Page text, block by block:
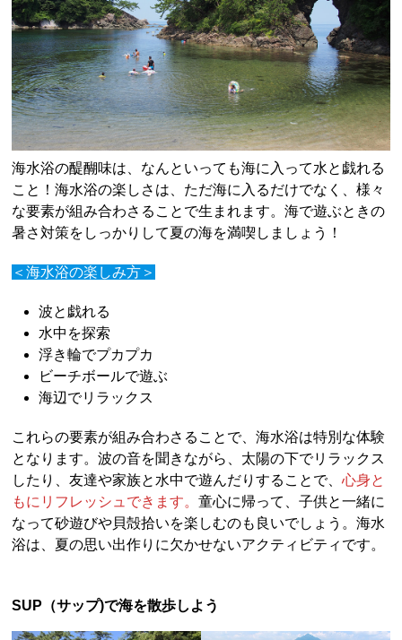
海水浴の醍醐味は、なんといっても海に入って水と戯れる
こと！海水浴の楽しさは、ただ海に入るだけでなく、様々
な要素が組み合わさることで生まれます。海で遊ぶときの
暑さ対策をしっかりして夏の海を満喫しましょう！
＜海水浴の楽しみ方＞
波と戯れる
水中を探索
浮き輪でプカプカ
ビーチボールで遊ぶ
海辺でリラックス
これらの要素が組み合わさることで、海水浴は特別な体験
となります。波の音を聞きながら、太陽の下でリラックス
したり、友達や家族と水中で遊んだりすることで、心身と
もにリフレッシュできます。童心に帰って、子供と一緒に
なって砂遊びや貝殻拾いを楽しむのも良いでしょう。海水
浴は、夏の思い出作りに欠かせないアクティビティです。
SUP（サップ)で海を散歩しよう